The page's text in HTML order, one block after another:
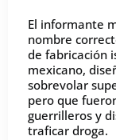
El informante
nombre
de fabricación
mexicano,
sobrevolar
pero que
guerrilleros y
traficar droga.